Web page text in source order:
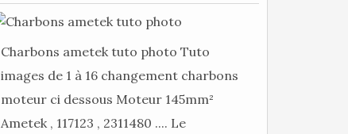
Charbons ametek tuto photo Tuto
images de 1 à 16 changement charbons
moteur ci dessous Moteur 145mm²
Ametek , 117123 , 2311480 .... Le